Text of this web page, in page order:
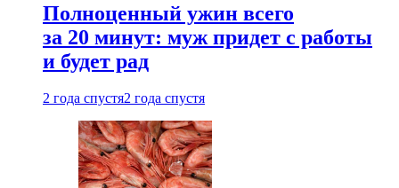
Полноценный ужин всего
за 20 минут: муж придет с работы
и будет рад
2 года спустя2 года спустя